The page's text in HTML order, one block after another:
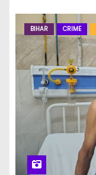
BIHAR CRIME